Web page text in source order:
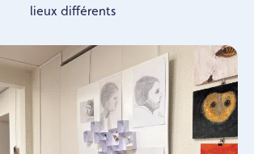
lieux différents